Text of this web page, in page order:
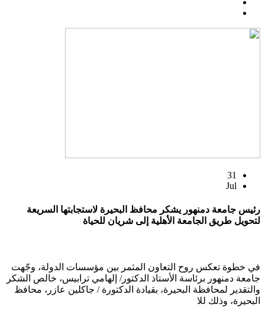
31
Jul
رئيس جامعة دمنهور يشكر محافظ البحيرة لاستجابتها السريعة
لتحويل طريق الجامعة الأهلية إلى شريان للحياة
في خطوة تعكس روح التعاون المثمر بين مؤسسات الدولة، وجّهت
جامعة دمنهور برئاسة الأستاذ الدكتور/ إلهامي ترابيس، خالص الشكر
والتقدير لمحافظة البحيرة، بقيادة الدكتورة / جاكلين عازر، محافظ
البحيرة، وذلك للا